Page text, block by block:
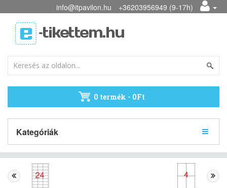
info@itpavilon.hu +36203956949 (9-17h)
0 termék - 0Ft
Kategóriák